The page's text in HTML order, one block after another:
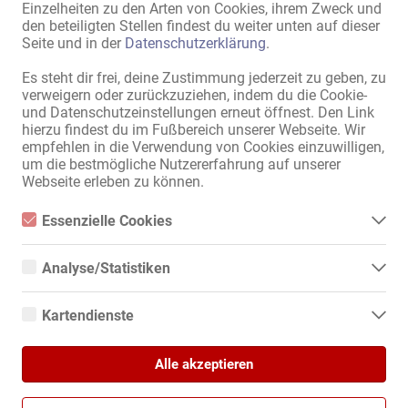
Einzelheiten zu den Arten von Cookies, ihrem Zweck und
den beteiligten Stellen findest du weiter unten auf dieser
Seite und in der Datenschutzerklärung.
Es steht dir frei, deine Zustimmung jederzeit zu geben, zu
verweigern oder zurückzuziehen, indem du die Cookie-
und Datenschutzeinstellungen erneut öffnest. Den Link
hierzu findest du im Fußbereich unserer Webseite. Wir
empfehlen in die Verwendung von Cookies einzuwilligen,
um die bestmögliche Nutzererfahrung auf unserer
Webseite erleben zu können.
Essenzielle Cookies
Essenzielle Cookies sind alle notwendigen Cookies, die für den
ermöglicht werden. Die Webseite kann ohne diese Cookies nicht
Analyse/Statistiken
Analyse- bzw. Statistikcookies sind Cookies, die der Analyse der
Zugriffsstatistiken dienen. Sie helfen den Webseiten-Besitzern zu
Informationen anonym gesammelt und gemeldet werden.
Kartendienste
Wenn Sie Google Maps auf unserer Webseite nutzen, können
Informationen über Ihre Benutzung dieser Seite sowie Ihre IP-
Adresse an einen Server in den USA übertragen und auf diesem
Alle akzeptieren
Haltestelle,U-Bahn / S-Bahn,
Apotheke Bank, Post
Einkaufszentrum
, Friseur , Nagelstudio
Sonnenstudio
Fitnessstudio
Restaurant,Cafe Clubs Kino
Tankstelle
Alle Informationen anzeigen
attraktive Mitarbeiterinnen für unser familiäres Team.
Sowohl Anfängerinnen als auch internationale Modelle mit gültigen
Papieren zwischen 18 und 50 Jahren, als Termindamen,